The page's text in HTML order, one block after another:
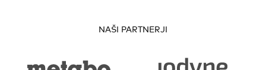
NAŠI PARTNERJI